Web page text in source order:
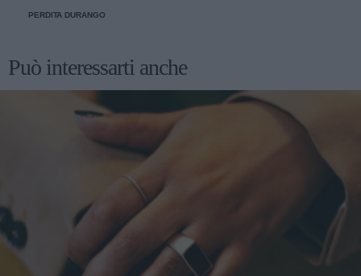
PERDITA DURANGO
Può interessarti anche